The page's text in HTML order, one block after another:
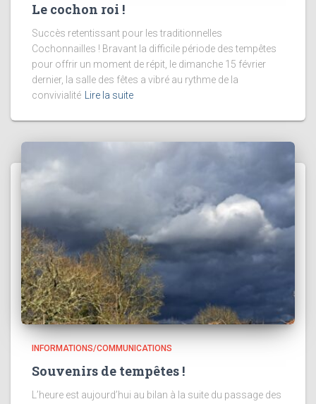
Le cochon roi !
Succès retentissant pour les traditionnelles
Cochonnailles ! Bravant la difficile période des tempêtes
pour offrir un moment de répit, le dimanche 15 février
dernier, la salle des fêtes a vibré au rythme de la
convivialité Lire la suite
INFORMATIONS/COMMUNICATIONS
Souvenirs de tempêtes !
L’heure est aujourd’hui au bilan à la suite du passage des